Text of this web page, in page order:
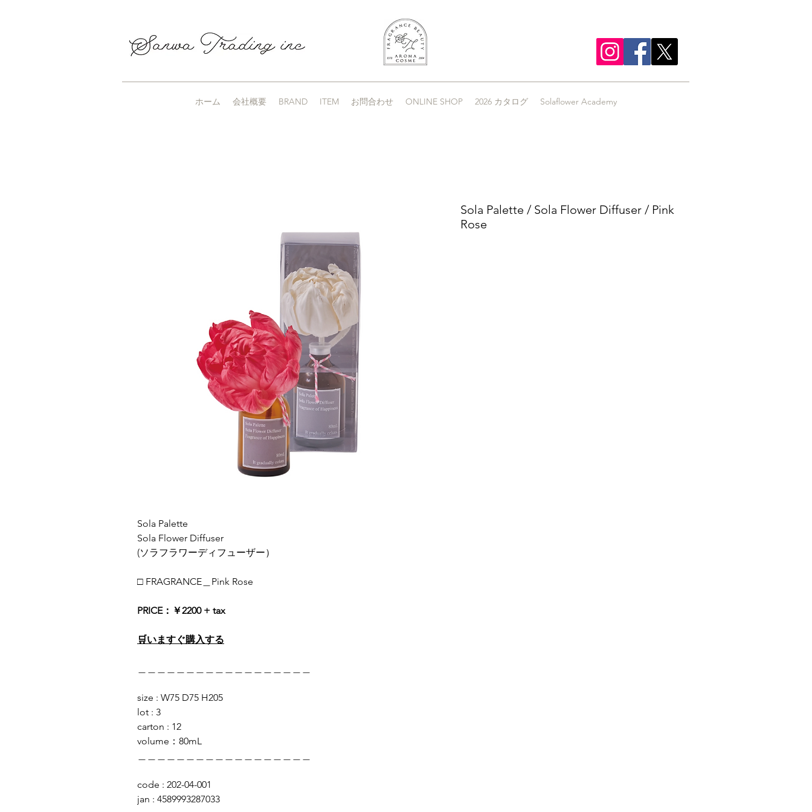
ホーム 会社概要 BRAND ITEM お問合わせ ONLINE SHOP 2026 カタログ Solaflower Academy
Sola Palette
Sola Flower Diffuser
(ソラフラワーディフューザー）
□ FRAGRANCE＿Pink Rose
PRICE：￥2200 + tax
🛒いますぐ購入する
size : W75 D75 H205
lot : 3
carton : 12
volume：80mL
code : 202-04-001
jan : 4589993287033
Sola Palette / Sola Flower Diffuser / Pink
Rose